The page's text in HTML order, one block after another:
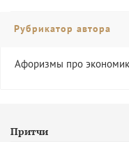
Рубрикатор автора
Афоризмы про
Притчи